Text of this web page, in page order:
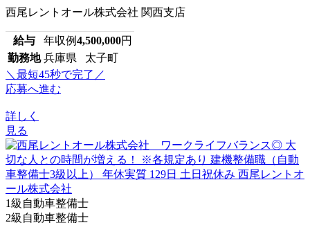
西尾レントオール株式会社 関西支店
給与 年収例4,500,000円
勤務地 兵庫県 太子町
＼最短45秒で完了／
応募へ進む
詳しく
見る
1級自動車整備士
2級自動車整備士